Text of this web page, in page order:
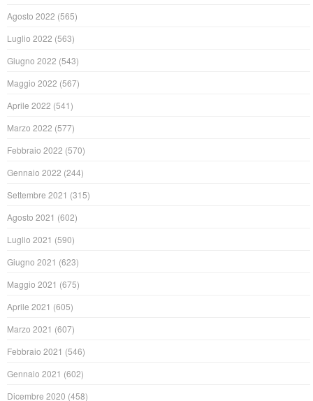
Agosto 2022 (565)
Luglio 2022 (563)
Giugno 2022 (543)
Maggio 2022 (567)
Aprile 2022 (541)
Marzo 2022 (577)
Febbraio 2022 (570)
Gennaio 2022 (244)
Settembre 2021 (315)
Agosto 2021 (602)
Luglio 2021 (590)
Giugno 2021 (623)
Maggio 2021 (675)
Aprile 2021 (605)
Marzo 2021 (607)
Febbraio 2021 (546)
Gennaio 2021 (602)
Dicembre 2020 (458)